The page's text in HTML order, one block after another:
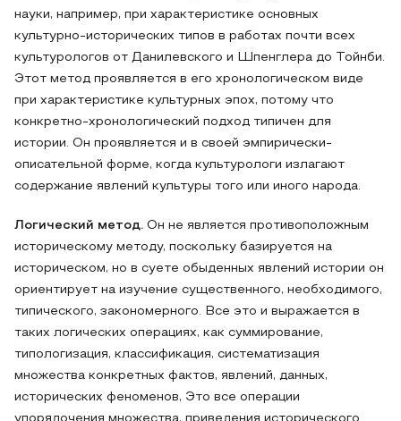
науки, например, при характеристике основных
культурно-исторических типов в работах почти всех
культурологов от Данилевского и Шпенглера до Тойнби.
Этот метод проявляется в его хронологическом виде
при характеристике культурных эпох, потому что
конкретно-хронологический подход типичен для
истории. Он проявляется и в своей эмпирически-
описательной форме, когда культурологи излагают
содержание явлений культуры того или иного народа.
Логический метод. Он не является противоположным
историческому методу, поскольку базируется на
историческом, но в суете обыденных явлений истории он
ориентирует на изучение существенного, необходимого,
типического, закономерного. Все это и выражается в
таких логических операциях, как суммирование,
типологизация, классификация, систематизация
множества конкретных фактов, явлений, данных,
исторических феноменов, Это все операции